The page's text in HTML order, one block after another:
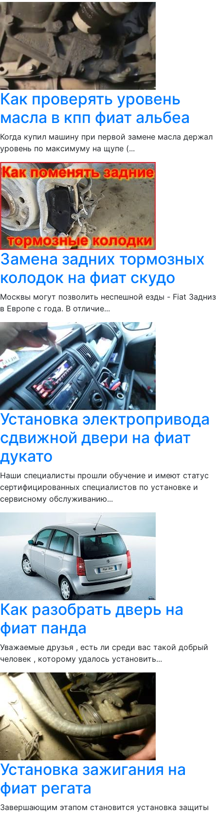
Как проверять уровень
масла в кпп фиат альбеа
Когда купил машину при первой замене масла держал
уровень по максимуму на щупе (...
Замена задних тормозных
колодок на фиат скудо
Москвы могут позволить неспешной езды - Fiat Задниз
в Европе с года. В отличие...
Установка электропривода
сдвижной двери на фиат
дукато
Наши специалисты прошли обучение и имеют статус
сертифицированных специалистов по установке и
сервисному обслуживанию...
Как разобрать дверь на
фиат панда
Уважаемые друзья , есть ли среди вас такой добрый
человек , которому удалось установить...
Установка зажигания на
фиат регата
Завершающим этапом становится установка защиты